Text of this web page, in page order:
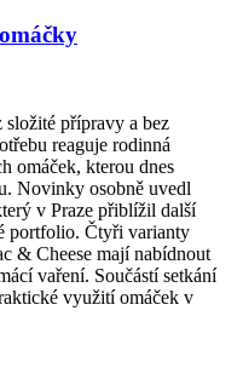
přípravy a bez
reaguje rodinná
omáček, kterou dnes
Novinky osobně uvedl
v Praze přiblížil další
portfolio. Čtyři varianty
& Cheese mají nabídnout
vaření. Součástí setkání
využití omáček v